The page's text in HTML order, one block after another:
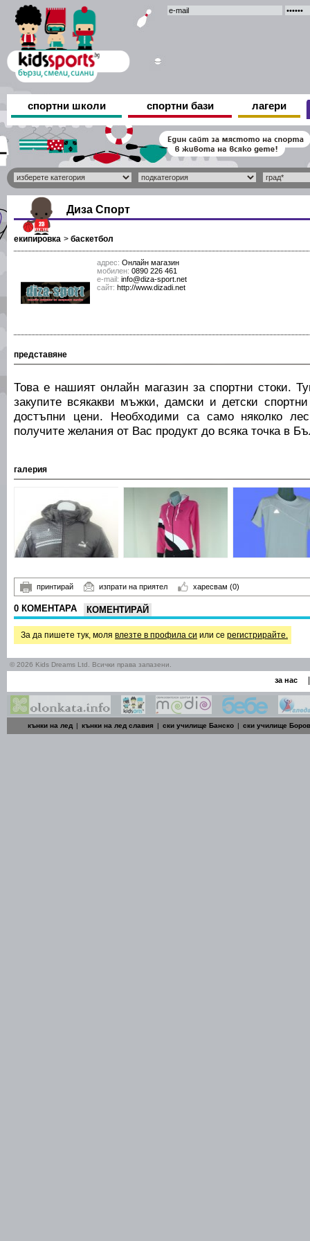
спортни школи спортни бази лагери
Диза Спорт
екипировка > баскетбол
адрес: Онлайн магазин
мобилен: 0890 226 461
е-mail: info@diza-sport.net
сайт: http://www.dizadi.net
представяне
Това е нашият онлайн магазин за спортни стоки.
закупите всякакви мъжки, дамски и детски
достъпни цени. Необходими са само няколко
получите желания от Вас продукт до всяка точка в
галерия
принтирай изпрати на приятел харесвам (0)
0 КОМЕНТАРА КОМЕНТИРАЙ
За да пишете тук, моля влезте в профила си или се регистрирайте.
© 2026 Kids Dreams Ltd. Всички права запазени.
за нас |
кънки на лед | кънки на лед славия | ски училище Банско | ски училище